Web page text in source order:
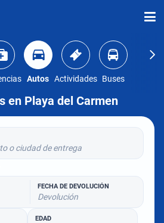
Autos Actividades Buses
en Playa del Carmen
o ciudad de entrega
FECHA DE DEVOLUCIÓN
Devolución
EDAD